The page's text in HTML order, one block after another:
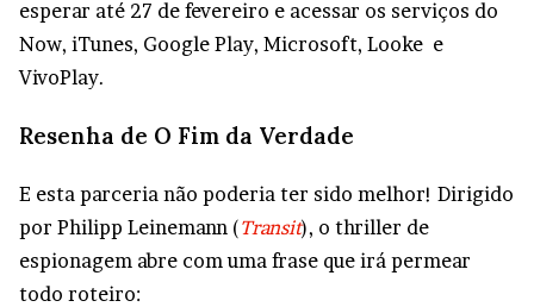
esperar até 27 de fevereiro e acessar os serviços do
Now, iTunes, Google Play, Microsoft, Looke e
VivoPlay.
Resenha de O Fim da Verdade
E esta parceria não poderia ter sido melhor! Dirigido
por Philipp Leinemann (Transit), o thriller de
espionagem abre com uma frase que irá permear
todo roteiro: